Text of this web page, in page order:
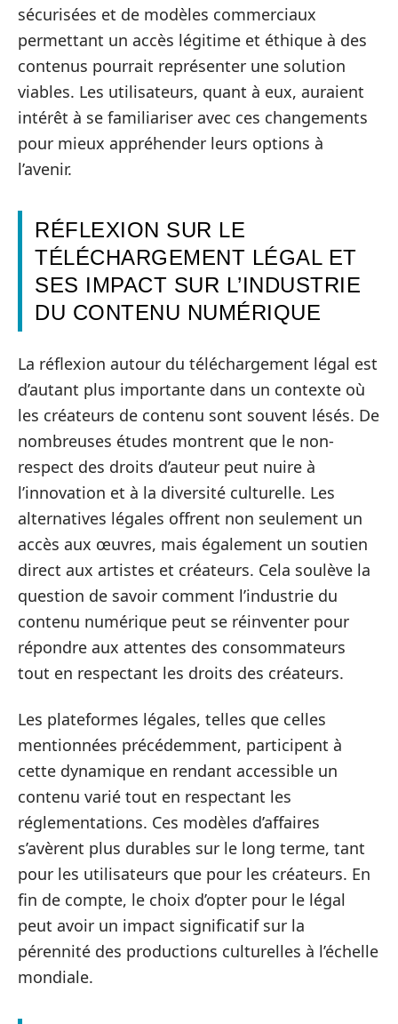
sécurisées et de modèles commerciaux
permettant un accès légitime et éthique à des
contenus pourrait représenter une solution
viables. Les utilisateurs, quant à eux, auraient
intérêt à se familiariser avec ces changements
pour mieux appréhender leurs options à
l’avenir.
RÉFLEXION SUR LE
TÉLÉCHARGEMENT LÉGAL ET
SES IMPACT SUR L’INDUSTRIE
DU CONTENU NUMÉRIQUE
La réflexion autour du téléchargement légal est
d’autant plus importante dans un contexte où
les créateurs de contenu sont souvent lésés. De
nombreuses études montrent que le non-
respect des droits d’auteur peut nuire à
l’innovation et à la diversité culturelle. Les
alternatives légales offrent non seulement un
accès aux œuvres, mais également un soutien
direct aux artistes et créateurs. Cela soulève la
question de savoir comment l’industrie du
contenu numérique peut se réinventer pour
répondre aux attentes des consommateurs
tout en respectant les droits des créateurs.
Les plateformes légales, telles que celles
mentionnées précédemment, participent à
cette dynamique en rendant accessible un
contenu varié tout en respectant les
réglementations. Ces modèles d’affaires
s’avèrent plus durables sur le long terme, tant
pour les utilisateurs que pour les créateurs. En
fin de compte, le choix d’opter pour le légal
peut avoir un impact significatif sur la
pérennité des productions culturelles à l’échelle
mondiale.